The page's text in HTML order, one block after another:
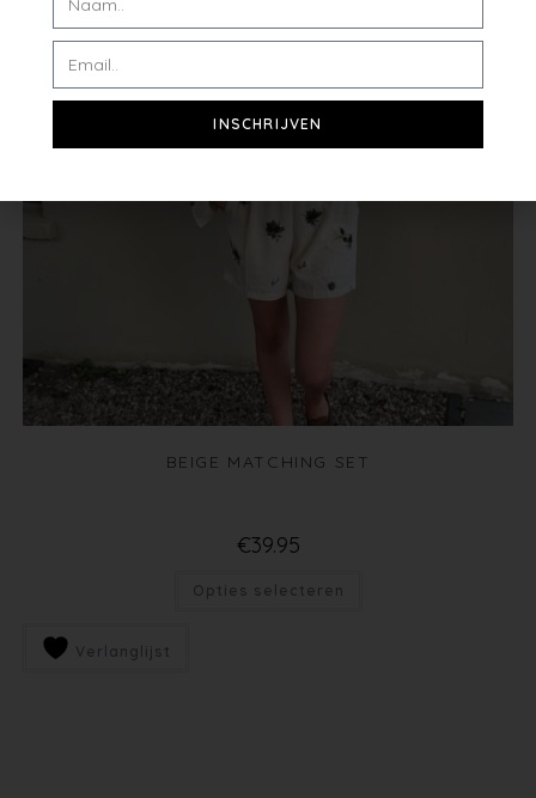
BEIGE MATCHING SET
€39.95
Opties selecteren
Verlanglijst
INSCHRIJVEN